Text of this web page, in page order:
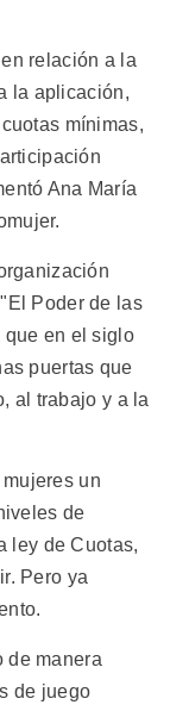
relación a la
la aplicación,
mínimas,
Ana María
Poder de las
en el siglo
puertas que
al trabajo y a la
un
de
ley de Cuotas,
Pero ya
de manera
de juego